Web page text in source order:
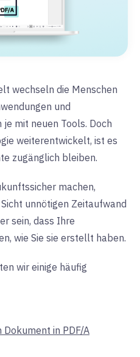
wechseln die Menschen
und
mit neuen Tools. Doch
weiterentwickelt, ist es
zugänglich bleiben.
machen,
unnötigen Zeitaufwand
sein, dass Ihre
wie Sie sie erstellt haben.
wir einige häufig
in PDF/A